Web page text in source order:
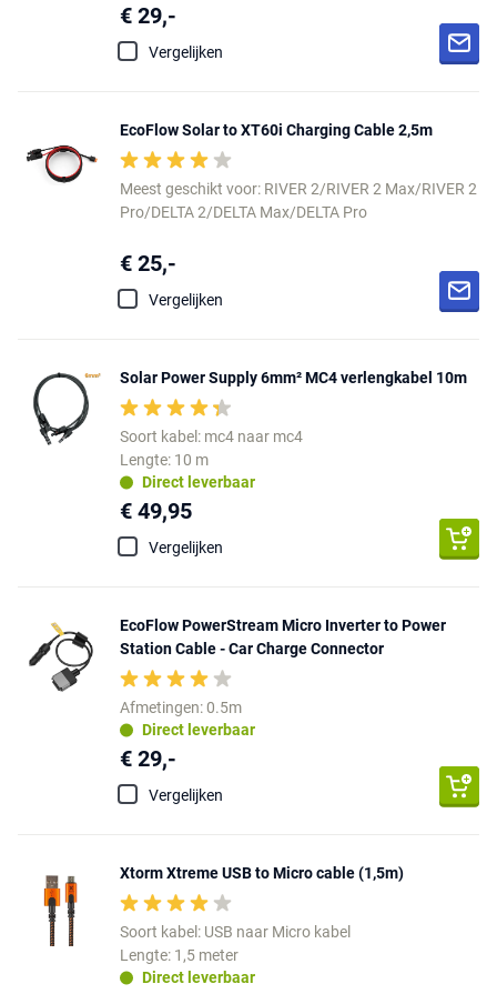
€ 29,-
Vergelijken
EcoFlow Solar to XT60i Charging Cable 2,5m
Meest geschikt voor: RIVER 2/RIVER 2 Max/RIVER 2
Pro/DELTA 2/DELTA Max/DELTA Pro
€ 25,-
Vergelijken
Solar Power Supply 6mm² MC4 verlengkabel 10m
Soort kabel: mc4 naar mc4
Lengte: 10 m
Direct leverbaar
€ 49,95
Vergelijken
EcoFlow PowerStream Micro Inverter to Power
Station Cable - Car Charge Connector
Afmetingen: 0.5m
Direct leverbaar
€ 29,-
Vergelijken
Xtorm Xtreme USB to Micro cable (1,5m)
Soort kabel: USB naar Micro kabel
Lengte: 1,5 meter
Direct leverbaar